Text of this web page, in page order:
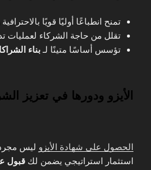
تمنح انطباعًا أوليًا قويًا بالاحترافية
تقلل من حاجة الشركاء لعمليات
تؤسس أساسًا متينًا لـبناء
الأيزو ودورها في تعزيز
الحصول على شهادة الأيزو ليس مجرد
استثمار استراتيجي يضمن لك قبول